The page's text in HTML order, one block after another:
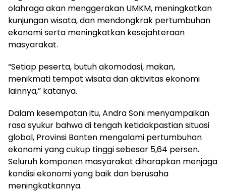
olahraga akan menggerakan UMKM, meningkatkan
kunjungan wisata, dan mendongkrak pertumbuhan
ekonomi serta meningkatkan kesejahteraan
masyarakat.
“Setiap peserta, butuh akomodasi, makan,
menikmati tempat wisata dan aktivitas ekonomi
lainnya,” katanya.
Dalam kesempatan itu, Andra Soni menyampaikan
rasa syukur bahwa di tengah ketidakpastian situasi
global, Provinsi Banten mengalami pertumbuhan
ekonomi yang cukup tinggi sebesar 5,64 persen.
Seluruh komponen masyarakat diharapkan menjaga
kondisi ekonomi yang baik dan berusaha
meningkatkannya.